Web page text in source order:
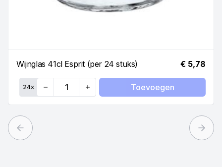
Wijnglas 41cl Esprit (per 24 stuks) € 5,78
24x
Quantity
Toevoegen
Previous slide Next